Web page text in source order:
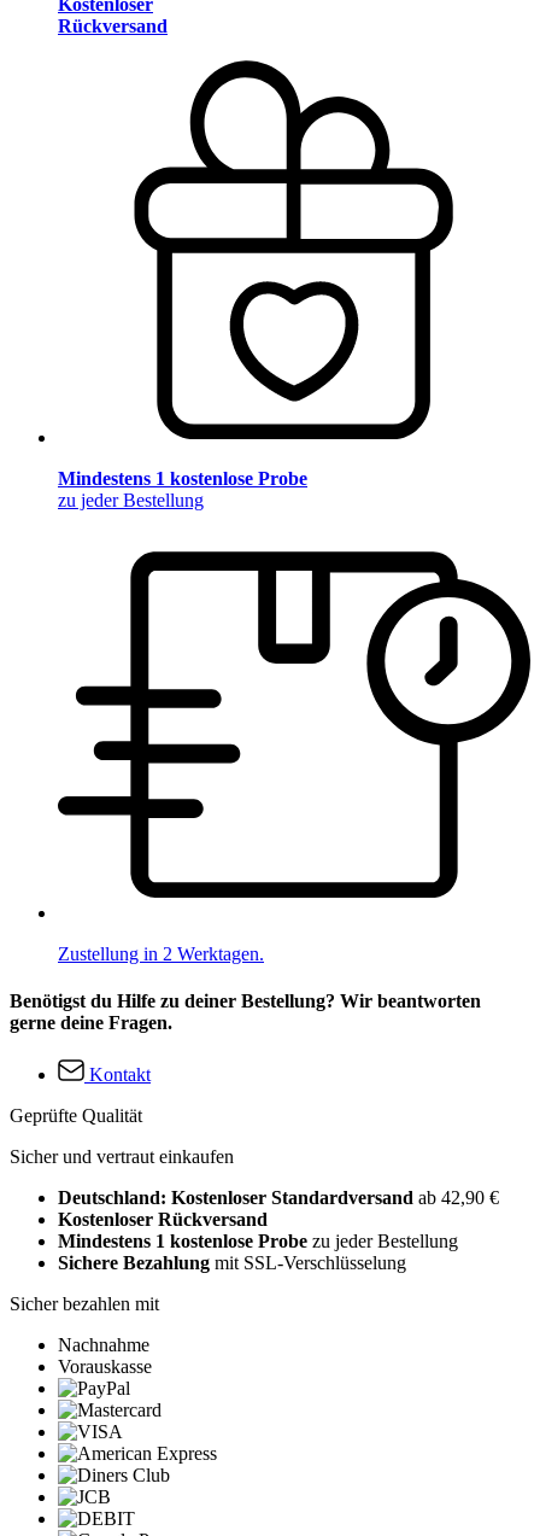
Rückversand
Mindestens 1 kostenlose Probe
zu jeder Bestellung
Zustellung in 2 Werktagen.
Benötigst du Hilfe zu deiner Bestellung? Wir beantworten
gerne deine Fragen.
Kontakt
Geprüfte Qualität
Sicher und vertraut einkaufen
Deutschland: Kostenloser Standardversand ab 42,90 €
Kostenloser Rückversand
Mindestens 1 kostenlose Probe zu jeder Bestellung
Sichere Bezahlung mit SSL-Verschlüsselung
Sicher bezahlen mit
Nachnahme
Vorauskasse